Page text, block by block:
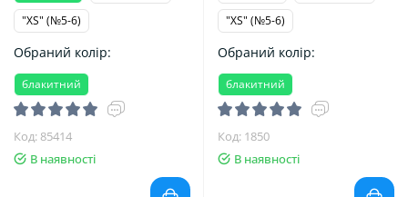
"XS" (№5-6)
Обраний колір:
блакитний
Код: 85414
В наявності
"XS" (№5-6)
Обраний колір:
блакитний
Код: 1850
В наявності